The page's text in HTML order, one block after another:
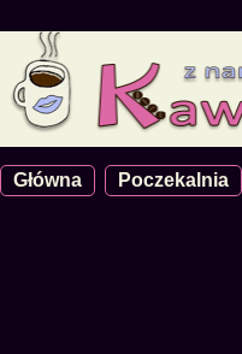
Główna Poczekalnia